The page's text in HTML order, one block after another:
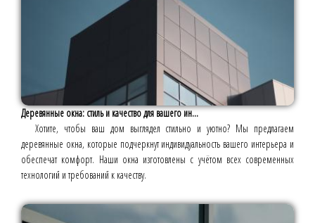
Деревянные окна: стиль и качество для вашего ин...
Хотите, чтобы ваш дом выглядел стильно и уютно? Мы предлагаем
деревянные окна, которые подчеркнут индивидуальность вашего интерьера и
обеспечат комфорт. Наши окна изготовлены с учётом всех современных
технологий и требований к качеству.